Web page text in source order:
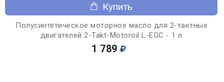
Купить
Полусинтетическое моторное масло для 2-тактных
двигателей 2-Takt-Motoroil L-EGC - 1 л
1 789